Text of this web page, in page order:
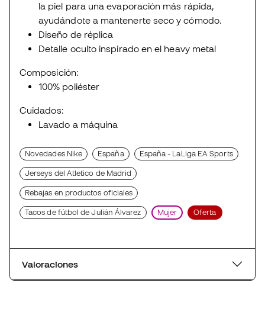
la piel para una evaporación más rápida,
ayudándote a mantenerte seco y cómodo.
Diseño de réplica
Detalle oculto inspirado en el heavy metal
Composición:
100% poliéster
Cuidados:
Lavado a máquina
Novedades Nike España España - LaLiga EA Sports
Jerseys del Atletico de Madrid
Rebajas en productos oficiales
Tacos de fútbol de Julián Álvarez Mujer Oferta
Valoraciones